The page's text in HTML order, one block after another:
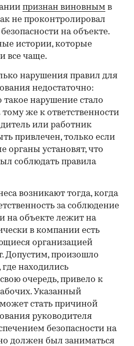
признан виновным в
не проконтролировал
на объекте.
истории, которые
все чаще.
нарушения правил для
недостаточно:
такое нарушение стало
же к ответственности
или работник
привлечен, только если
органы установят, что
соблюдать правила
возникают тогда, когда
за соблюдение
на объекте лежит на
в компании есть
организацией
Допустим, произошло
находились
очередь, привело к
Указанный
стать причиной
руководителя
безопасности на
должен был заниматься